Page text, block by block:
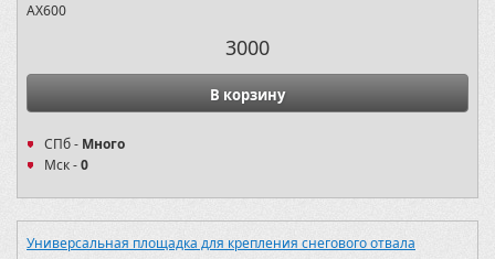
AX600
3000
В корзину
СПб - Много
Мск -0
Универсальная площадка для крепления снегового отвала